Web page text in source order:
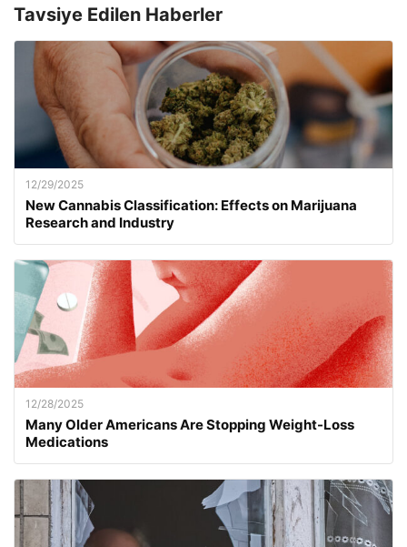
Tavsiye Edilen Haberler
12/29/2025
New Cannabis Classification: Effects on Marijuana
Research and Industry
12/28/2025
Many Older Americans Are Stopping Weight-Loss
Medications